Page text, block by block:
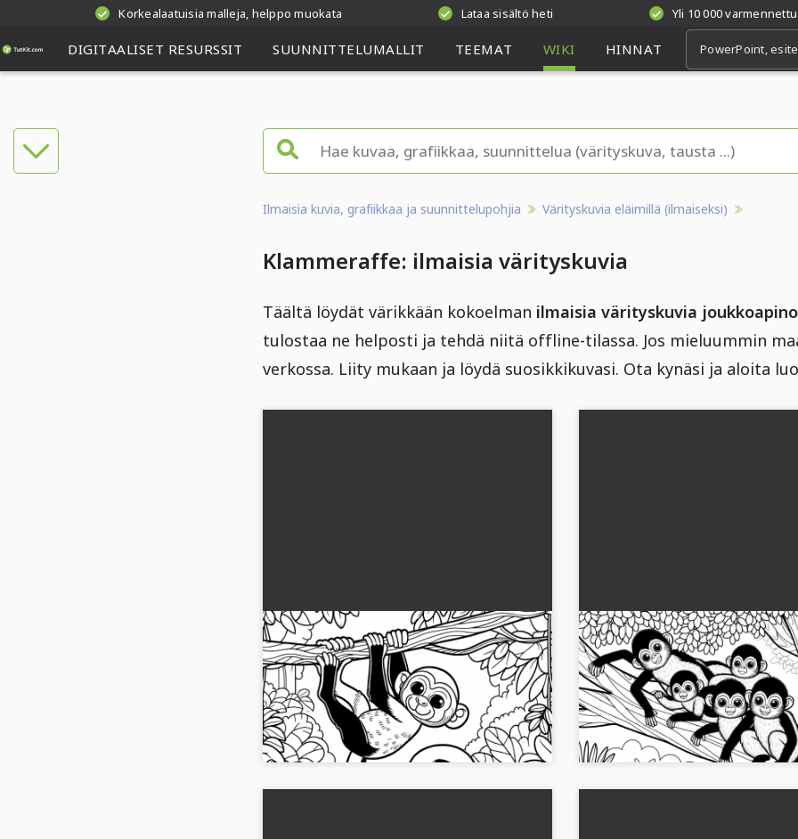
Korkealaatuisia malleja, helppo muokata Lataa sisältö heti Yli 10 000
DIGITAALISET RESURSSIT SUUNNITTELUMALLIT TEEMAT WIKI HINNAT
Ilmaisia kuvia, grafiikkaa ja suunnittelupohjia Värityskuvia eläimillä (ilmaiseksi)
Klammeraffe: ilmaisia värityskuvia
Täältä löydät värikkään kokoelman ilmaisia värityskuvia
tulostaa ne helposti ja tehdä niitä offline-tilassa. Jos mieluummin
verkossa. Liity mukaan ja löydä suosikkikuvasi. Ota kynäsi ja aloita
Kalamari roikkuu oksalla viidakossa -
Ilmainen väritettävä kuva
Väritä hämähäkkiapina viidakossa! Ilmaiseksi
ladattavissa ja voit värittää verkossa. Ala olla
luova nyt!...
Klammeraffe-ryhmä istuu
lepää – Ilmainen väritettävä
Hae ilmainen värityskuva ryhmästä
paksusormisia apinoita, jotka istuvat
Lataa se nyt ja väritä se!...